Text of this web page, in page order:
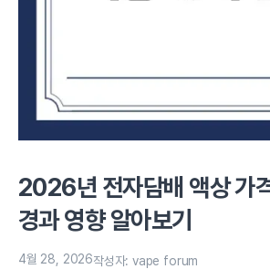
2026년 전자담배 액상 가
경과 영향 알아보기
4월 28, 2026작성자:vape forum